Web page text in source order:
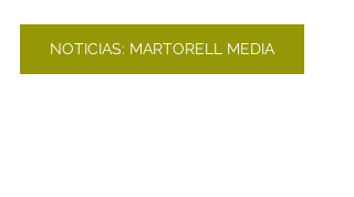
NOTICIAS: MARTORELL MEDIA